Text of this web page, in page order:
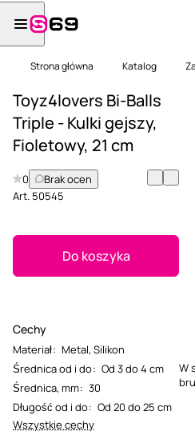
Strona główna Katalog
Toyz4lovers Bi-Balls
Triple - Kulki gejszy,
Fioletowy, 21 cm
0
Brak ocen
Art. 50545
Do koszyka
Cechy
Materiał: Metal, Silikon
Średnica od i do: Od 3 do 4 cm
Średnica, mm: 30
Długość od i do: Od 20 do 25 cm
Wszystkie cechy
W